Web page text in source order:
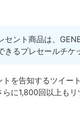
セント商品は、
きるプレセールチケ
トを告知するツイー
らに1,800回以上も